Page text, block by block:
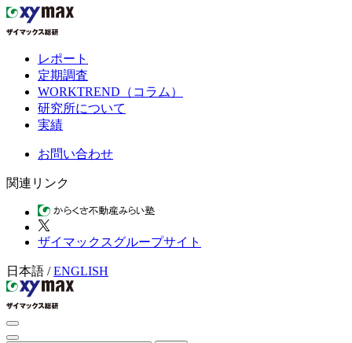
レポート
定期調査
WORKTREND（コラム）
研究所について
実績
お問い合わせ
関連リンク
ザイマックスグループサイト
日本語 /ENGLISH